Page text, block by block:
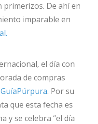
primerizos. De ahí en
imparable en
el día con
de compras
GuíaPúrpura. Por su
que esta fecha es
y se celebra “el día